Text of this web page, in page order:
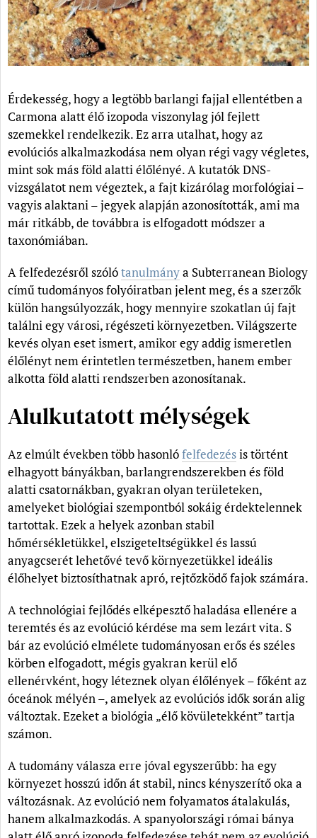
Érdekesség, hogy a legtöbb barlangi fajjal ellentétben a
Carmona alatt élő izopoda viszonylag jól fejlett
szemekkel rendelkezik. Ez arra utalhat, hogy az
evolúciós alkalmazkodása nem olyan régi vagy végletes,
mint sok más föld alatti élőlényé. A kutatók DNS-
vizsgálatot nem végeztek, a fajt kizárólag morfológiai –
vagyis alaktani – jegyek alapján azonosították, ami ma
már ritkább, de továbbra is elfogadott módszer a
taxonómiában.
A felfedezésről szólótanulmánya Subterranean Biology
című tudományos folyóiratban jelent meg, és a szerzők
külön hangsúlyozzák, hogy mennyire szokatlan új fajt
találni egy városi, régészeti környezetben. Világszerte
kevés olyan eset ismert, amikor egy addig ismeretlen
élőlényt nem érintetlen természetben, hanem ember
alkotta föld alatti rendszerben azonosítanak.
Alulkutatott mélységek
Az elmúlt években több hasonlófelfedezésis történt
elhagyott bányákban, barlangrendszerekben és föld
alatti csatornákban, gyakran olyan területeken,
amelyeket biológiai szempontból sokáig érdektelennek
tartottak. Ezek a helyek azonban stabil
hőmérsékletükkel, elszigeteltségükkel és lassú
anyagcserét lehetővé tevő környezetükkel ideális
élőhelyet biztosíthatnak apró, rejtőzködő fajok számára.
A technológiai fejlődés elképesztő haladása ellenére a
teremtés és az evolúció kérdése ma sem lezárt vita. S
bár az evolúció elmélete tudományosan erős és széles
körben elfogadott, mégis gyakran kerül elő
ellenérvként, hogy léteznek olyan élőlények – főként az
óceánok mélyén –, amelyek az evolúciós idők során alig
változtak. Ezeket a biológia „élő kövületekként” tartja
számon.
A tudomány válasza erre jóval egyszerűbb: ha egy
környezet hosszú időn át stabil, nincs kényszerítő oka a
változásnak. Az evolúció nem folyamatos átalakulás,
hanem alkalmazkodás. A spanyolországi római bánya